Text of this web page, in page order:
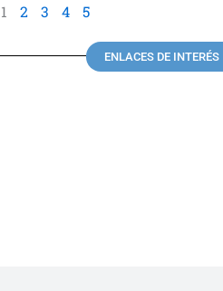
1 2 3 4 5
ENLACES DE INTERÉS